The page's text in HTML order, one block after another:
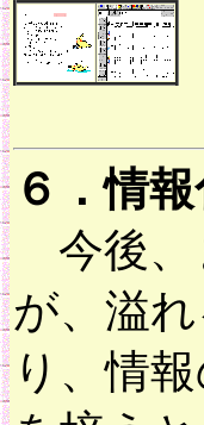
６．情
今後、
が、溢
り、情